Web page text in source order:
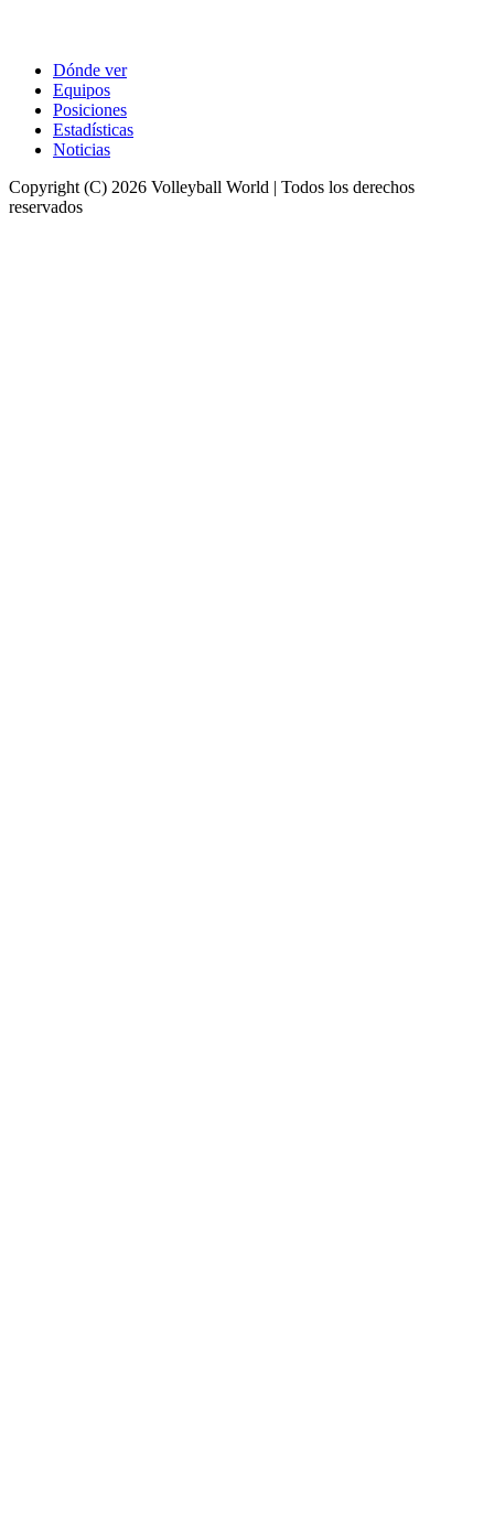
Dónde ver
Equipos
Posiciones
Estadísticas
Noticias
Copyright (C) 2026 Volleyball World | Todos los derechos
reservados